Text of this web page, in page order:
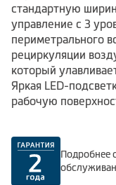
стандартную
управление с 3
периметрального
рециркуляции
который
Яркая LED-
рабочую
Подробнее